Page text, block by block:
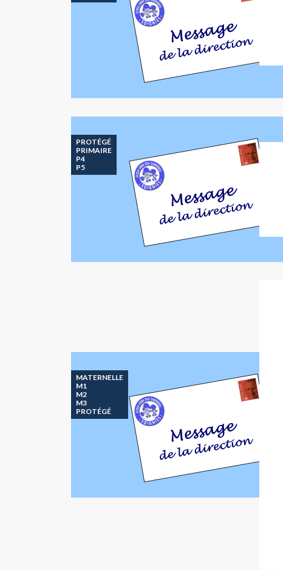
PROTÉGÉ
PRIMAIRE
P4
P5
MATERNELLE
M1
M2
M3
PROTÉGÉ